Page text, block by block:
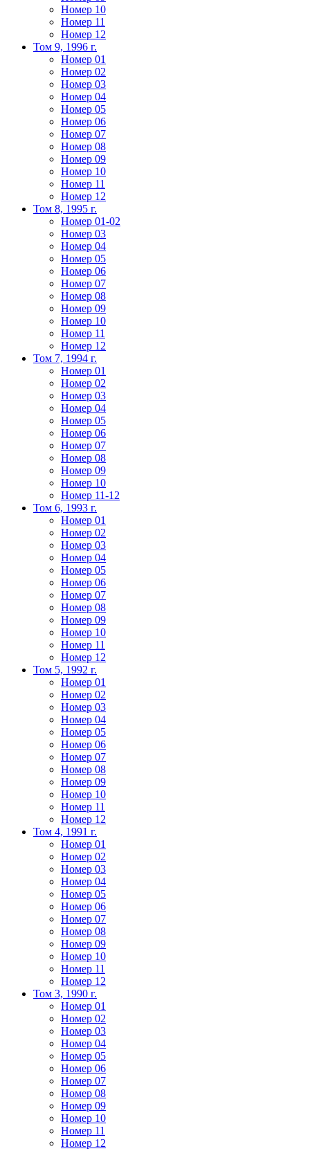
Номер 10
Номер 11
Номер 12
Том 9, 1996 г.
Номер 01
Номер 02
Номер 03
Номер 04
Номер 05
Номер 06
Номер 07
Номер 08
Номер 09
Номер 10
Номер 11
Номер 12
Том 8, 1995 г.
Номер 01-02
Номер 03
Номер 04
Номер 05
Номер 06
Номер 07
Номер 08
Номер 09
Номер 10
Номер 11
Номер 12
Том 7, 1994 г.
Номер 01
Номер 02
Номер 03
Номер 04
Номер 05
Номер 06
Номер 07
Номер 08
Номер 09
Номер 10
Номер 11-12
Том 6, 1993 г.
Номер 01
Номер 02
Номер 03
Номер 04
Номер 05
Номер 06
Номер 07
Номер 08
Номер 09
Номер 10
Номер 11
Номер 12
Том 5, 1992 г.
Номер 01
Номер 02
Номер 03
Номер 04
Номер 05
Номер 06
Номер 07
Номер 08
Номер 09
Номер 10
Номер 11
Номер 12
Том 4, 1991 г.
Номер 01
Номер 02
Номер 03
Номер 04
Номер 05
Номер 06
Номер 07
Номер 08
Номер 09
Номер 10
Номер 11
Номер 12
Том 3, 1990 г.
Номер 01
Номер 02
Номер 03
Номер 04
Номер 05
Номер 06
Номер 07
Номер 08
Номер 09
Номер 10
Номер 11
Номер 12